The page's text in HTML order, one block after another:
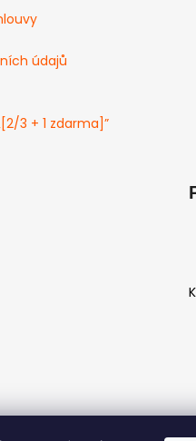
údajů
„[2/3 + 1 zdarma]”